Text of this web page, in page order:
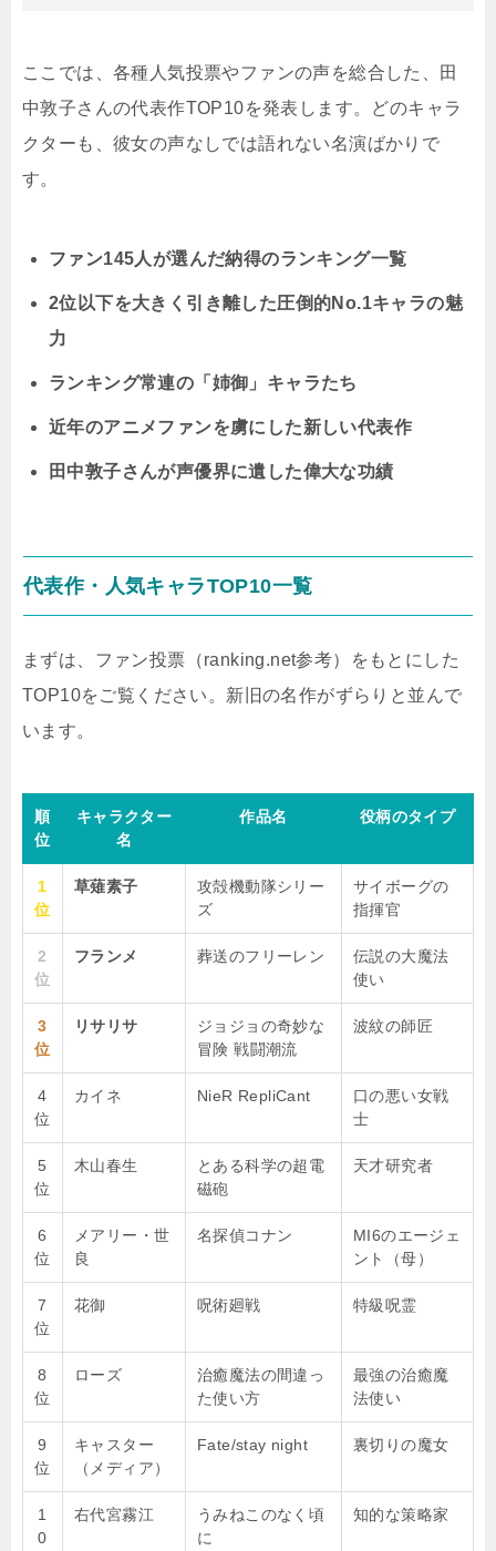
ここでは、各種人気投票やファンの声を総合した、田
中敦子さんの代表作TOP10を発表します。どのキャラ
クターも、彼女の声なしでは語れない名演ばかりで
す。
ファン145人が選んだ納得のランキング一覧
2位以下を大きく引き離した圧倒的No.1キャラの魅
力
ランキング常連の「姉御」キャラたち
近年のアニメファンを虜にした新しい代表作
田中敦子さんが声優界に遺した偉大な功績
代表作・人気キャラTOP10一覧
まずは、ファン投票（ranking.net参考）をもとにした
TOP10をご覧ください。新旧の名作がずらりと並んで
います。
順
位
キャラクター
名
作品名 役柄のタイプ
1
位
草薙素子
攻殻機動隊シリー
ズ
サイボーグの
指揮官
2
位
フランメ 葬送のフリーレン
伝説の大魔法
使い
3
位
リサリサ
ジョジョの奇妙な
冒険 戦闘潮流
波紋の師匠
4
位
カイネ NieR RepliCant
口の悪い女戦
士
5
位
木山春生
とある科学の超電
磁砲
天才研究者
6
位
メアリー・世
良
名探偵コナン
MI6のエージェ
ント（母）
7
位
花御 呪術廻戦 特級呪霊
8
位
ローズ
治癒魔法の間違っ
た使い方
最強の治癒魔
法使い
9
位
キャスター
（メディア）
Fate/stay night 裏切りの魔女
1
0
右代宮霧江
うみねこのなく頃
に
知的な策略家